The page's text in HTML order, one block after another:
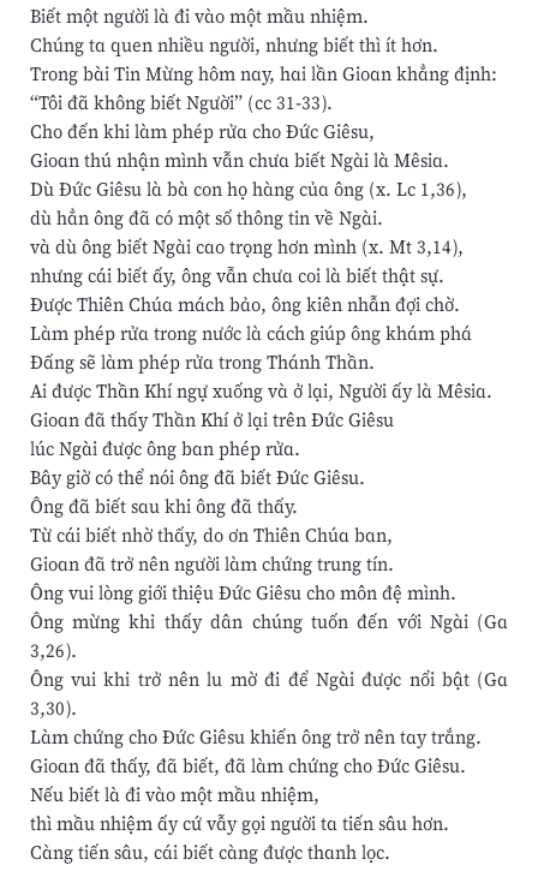
Biết một người là đi vào một mầu nhiệm.
Chúng ta quen nhiều người, nhưng biết thì ít hơn.
Trong bài Tin Mừng hôm nay, hai lần Gioan khẳng định:
“Tôi đã không biết Người” (cc 31-33).
Cho đến khi làm phép rửa cho Ðức Giêsu,
Gioan thú nhận mình vẫn chưa biết Ngài là Mêsia.
Dù Ðức Giêsu là bà con họ hàng của ông (x. Lc 1,36),
dù hẳn ông đã có một số thông tin về Ngài.
và dù ông biết Ngài cao trọng hơn mình (x. Mt 3,14),
nhưng cái biết ấy, ông vẫn chưa coi là biết thật sự.
Ðược Thiên Chúa mách bảo, ông kiên nhẫn đợi chờ.
Làm phép rửa trong nước là cách giúp ông khám phá
Ðấng sẽ làm phép rửa trong Thánh Thần.
Ai được Thần Khí ngự xuống và ở lại, Người ấy là Mêsia.
Gioan đã thấy Thần Khí ở lại trên Ðức Giêsu
lúc Ngài được ông ban phép rửa.
Bây giờ có thể nói ông đã biết Ðức Giêsu.
Ông đã biết sau khi ông đã thấy.
Từ cái biết nhờ thấy, do ơn Thiên Chúa ban,
Gioan đã trở nên người làm chứng trung tín.
Ông vui lòng giới thiệu Ðức Giêsu cho môn đệ mình.
Ông mừng khi thấy dân chúng tuốn đến với Ngài (Ga
3,26).
Ông vui khi trở nên lu mờ đi để Ngài được nổi bật (Ga
3,30).
Làm chứng cho Ðức Giêsu khiến ông trở nên tay trắng.
Gioan đã thấy, đã biết, đã làm chứng cho Ðức Giêsu.
Nếu biết là đi vào một mầu nhiệm,
thì mầu nhiệm ấy cứ vẫy gọi người ta tiến sâu hơn.
Càng tiến sâu, cái biết càng được thanh lọc.